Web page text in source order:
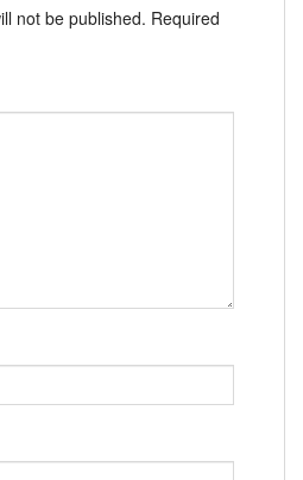
not be published. Required